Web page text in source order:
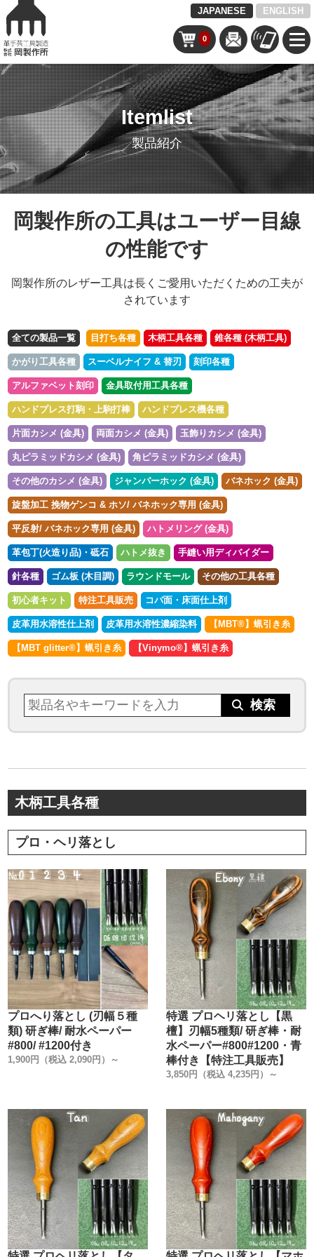
JAPANESE ENGLISH
0
Itemlist
製品紹介
岡製作所の工具はユーザー目線
の性能です
岡製作所のレザー工具は長くご愛用いただくための工夫が
されています
全ての製品一覧 目打ち各種 木柄工具各種 錐各種 (木柄工具)
かがり工具各種 スーベルナイフ & 替刃 刻印各種
アルファベット刻印 金具取付用工具各種
ハンドプレス打駒・上駒打棒 ハンドプレス機各種
片面カシメ (金具) 両面カシメ (金具) 玉飾りカシメ (金具)
丸ピラミッドカシメ (金具) 角ピラミッドカシメ (金具)
その他のカシメ (金具) ジャンパーホック (金具) バネホック (金具)
旋盤加工 挽物ゲンコ & ホソ/ バネホック専用 (金具)
平反射/ バネホック専用 (金具) ハトメリング (金具)
革包丁(火造り品)・砥石 ハトメ抜き 手縫い用ディバイダー
針各種 ゴム板 (木目調) ラウンドモール その他の工具各種
初心者キット 特注工具販売 コバ面・床面仕上剤
皮革用水溶性仕上剤 皮革用水溶性濃縮染料 【MBT®︎】蝋引き糸
【MBT glitter®︎】蝋引き糸 【Vinymo®︎】蝋引き糸
木柄工具各種
プロ・ヘリ落とし
プロへり落とし (刃幅５種
類) 研ぎ棒/ 耐水ペーパー
#800/ #1200付き
1,900円（税込 2,090円）～
特選 プロヘリ落とし【黒
檀】刃幅5種類/ 研ぎ棒・耐
水ペーパー#800#1200・青
棒付き【特注工具販売】
3,850円（税込 4,235円）～